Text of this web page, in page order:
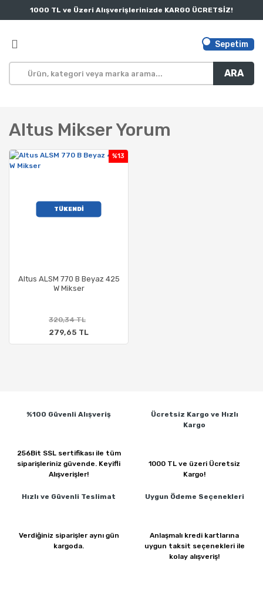
1000 TL ve Üzeri Alışverişlerinizde KARGO ÜCRETSİZ!
ARA
Sepetim
Altus Mikser Yorum
TÜKENDİ
Altus ALSM 770 B Beyaz 425
W Mikser
%13
320,34 TL
279,65 TL
%100 Güvenli Alışveriş
256Bit SSL sertifikası ile tüm
siparişleriniz güvende. Keyifli
Alışverişler!
Ücretsiz Kargo ve Hızlı
Kargo
1000 TL ve üzeri Ücretsiz
Kargo!
Hızlı ve Güvenli Teslimat
Verdiğiniz siparişler aynı gün
kargoda.
Uygun Ödeme Seçenekleri
Anlaşmalı kredi kartlarına
uygun taksit seçenekleri ile
kolay alışveriş!